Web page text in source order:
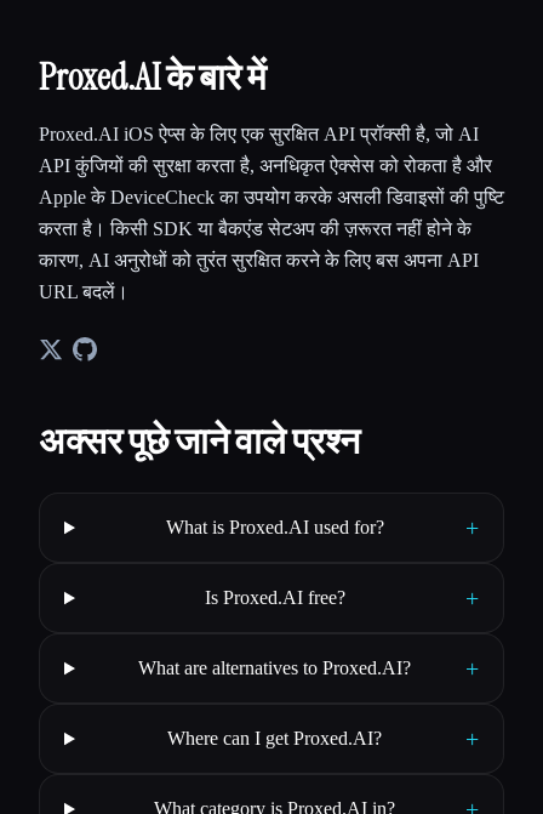
Proxed.AI के बारे में
Proxed.AI iOS ऐप्स के लिए एक सुरक्षित API प्रॉक्सी है, जो AI
API कुंजियों की सुरक्षा करता है, अनधिकृत ऐक्सेस को रोकता है और
Apple के DeviceCheck का उपयोग करके असली डिवाइसों की पुष्टि
करता है। किसी SDK या बैकएंड सेटअप की ज़रूरत नहीं होने के
कारण, AI अनुरोधों को तुरंत सुरक्षित करने के लिए बस अपना API
URL बदलें।
अक्सर पूछे जाने वाले प्रश्न
What is Proxed.AI used for? +
Is Proxed.AI free? +
What are alternatives to Proxed.AI? +
Where can I get Proxed.AI? +
What category is Proxed.AI in?